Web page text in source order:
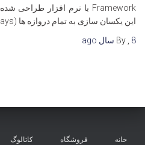
این یکسان سازی به تمام دروازه ها (Gateways) و تجهیزات
By
8 سال
خانه فروشگاه کاتالوگ